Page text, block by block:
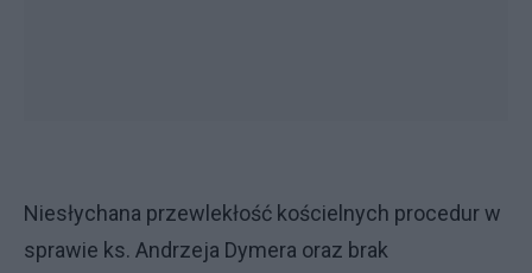
Niesłychana przewlekłość kościelnych procedur w
sprawie ks. Andrzeja Dymera oraz brak